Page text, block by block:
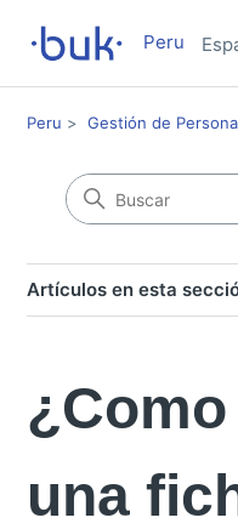
Peru
Peru Gestión de
Artículos en esta
una